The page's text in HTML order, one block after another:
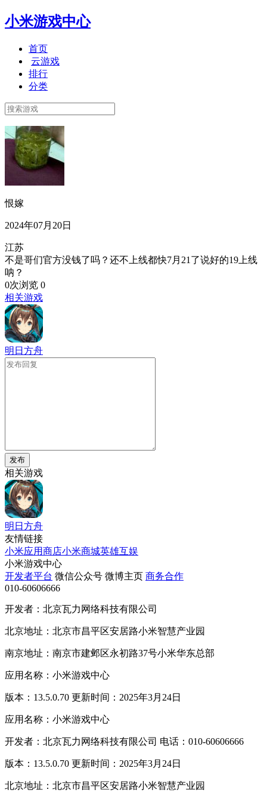
小米游戏中心
首页
云游戏
排行
分类
恨嫁
2024年07月20日
江苏
不是哥们官方没钱了吗？还不上线都快7月21了说好的19上线
呐？
0次浏览 0
相关游戏
明日方舟
发布
相关游戏
明日方舟
友情链接
小米应用商店小米商城英雄互娱
小米游戏中心
开发者平台 微信公众号 微博主页 商务合作
010-60606666
开发者：北京瓦力网络科技有限公司
北京地址：北京市昌平区安居路小米智慧产业园
南京地址：南京市建邺区永初路37号小米华东总部
应用名称：小米游戏中心
版本：13.5.0.70 更新时间：2025年3月24日
应用名称：小米游戏中心
开发者：北京瓦力网络科技有限公司 电话：010-60606666
版本：13.5.0.70 更新时间：2025年3月24日
北京地址：北京市昌平区安居路小米智慧产业园